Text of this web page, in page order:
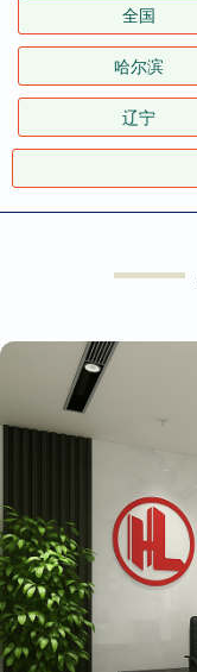
全国
哈尔滨
辽宁